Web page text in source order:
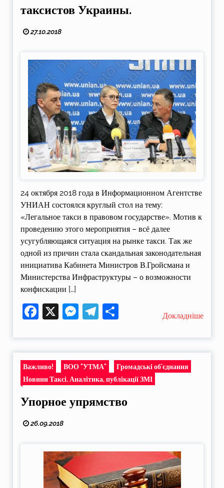
таксистов Украины.
27.10.2018
24 октября 2018 года в Информационном Агентстве
УНИАН состоялся круглый стол на тему:
«Легальное такси в правовом государстве». Мотив к
проведению этого мероприятия – всё далее
усугубляющаяся ситуация на рынке такси. Так же
одной из причин стала скандальная законодательная
инициатива Кабинета Министров В.Гройсмана и
Министерства Инфраструктуры – о возможности
конфискации […]
Facebook
X Messenger
Telegram
Поділитися
Докладніше
Важливо! ВОО "УТМА"
Громадські об'єднання
Новини Таксі, Аналітика, публікації ЗМІ
Упорное упрямство
26.09.2018